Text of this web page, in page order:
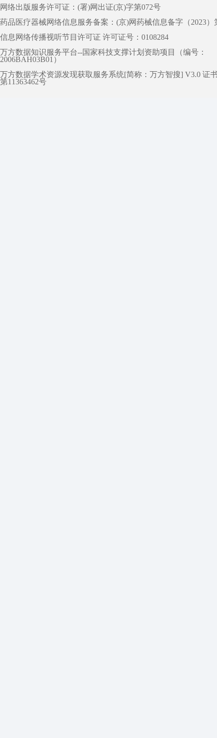
网络出版服务许可证：(署)网出证(京)字第072号
药品医疗器械网络信息服务备案：(京)网药械信息备字（2023）
信息网络传播视听节目许可证 许可证号：0108284
万方数据知识服务平台--国家科技支撑计划资助项目（编号：
2006BAH03B01）
万方数据学术资源发现获取服务系统[简称：万方智搜] V3.0 证
第11363462号